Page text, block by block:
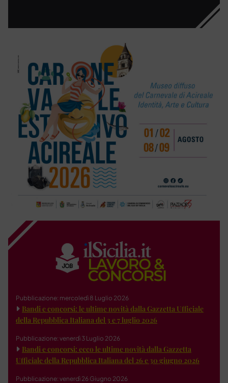
Pubblicazione: mercoledì 8 Luglio 2026
Bandi e concorsi: le ultime novità dalla Gazzetta Ufficiale
della Repubblica Italiana del 3 e 7 luglio 2026
Pubblicazione: venerdì 3 Luglio 2026
Bandi e concorsi: ecco le ultime novità dalla Gazzetta
Ufficiale della Repubblica Italiana del 26 e 30 giugno 2026
Pubblicazione: venerdì 26 Giugno 2026